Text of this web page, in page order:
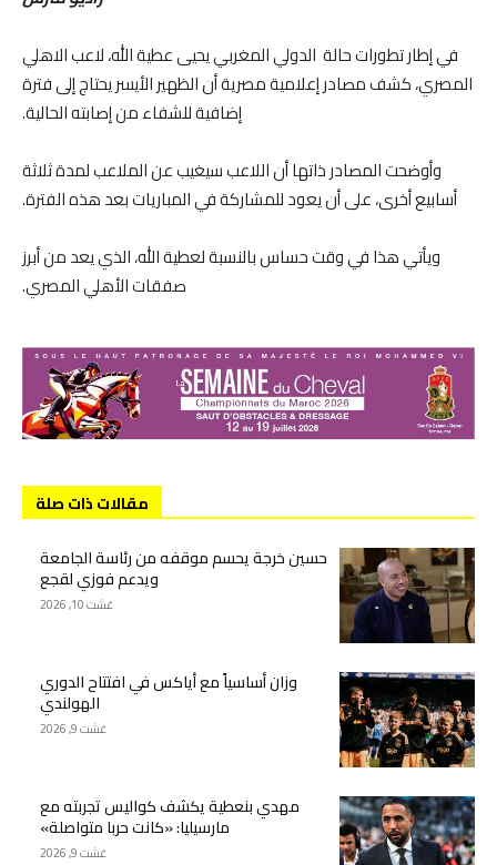
في إطار تطورات حالة الدولي المغربي يحيى عطية الله، لاعب الاهلي
المصري، كشف مصادر إعلامية مصرية أن الظهير الأيسر يحتاج إلى فترة
إضافية للشفاء من إصابته الحالية.
وأوضحت المصادر ذاتها أن اللاعب سيغيب عن الملاعب لمدة ثلاثة
أسابيع أخرى، على أن يعود للمشاركة في المباريات بعد هذه الفترة.
ويأتي هذا في وقت حساس بالنسبة لعطية الله، الذي يعد من أبرز
صفقات الأهلي المصري.
مقالات ذات صلة
حسين خرجة يحسم موقفه من رئاسة الجامعة
ويدعم فوزي لقجع
غشت 10, 2026
وزان أساسياً مع أياكس في افتتاح الدوري
الهولندي
غشت 9, 2026
مهدي بنعطية يكشف كواليس تجربته مع
مارسيليا: «كانت حربا متواصلة»
غشت 9, 2026